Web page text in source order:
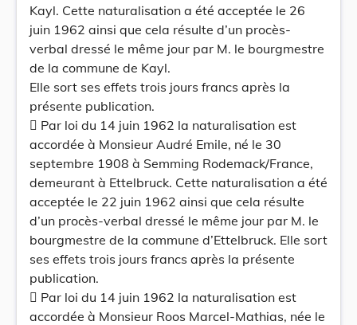
Kayl. Cette naturalisation a été acceptée le 26
juin 1962 ainsi que cela résulte d’un procès-
verbal dressé le même jour par M. le bourgmestre
de la commune de Kayl.
Elle sort ses effets trois jours francs après la
présente publication.
 Par loi du 14 juin 1962 la naturalisation est
accordée à Monsieur Audré Emile, né le 30
septembre 1908 à Semming Rodemack/France,
demeurant à Ettelbruck. Cette naturalisation a été
acceptée le 22 juin 1962 ainsi que cela résulte
d’un procès-verbal dressé le même jour par M. le
bourgmestre de la commune d’Ettelbruck. Elle sort
ses effets trois jours francs après la présente
publication.
 Par loi du 14 juin 1962 la naturalisation est
accordée à Monsieur Roos Marcel-Mathias, née le